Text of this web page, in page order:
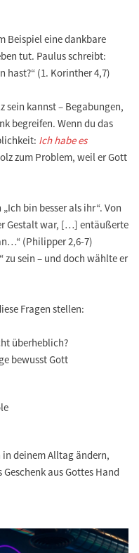
Beispiel eine dankbare
tut. Paulus schreibt:
hast?“ (1. Korinther 4,7)
sein kannst – Begabungen,
begreifen. Wenn du das
Ich habe es
zum Problem, weil er Gott
bin besser als ihr“. Von
Gestalt war, […] entäußerte
(Philipper 2,6-7)
zu sein – und doch wählte er
Fragen stellen:
überheblich?
bewusst Gott
in deinem Alltag ändern,
aus Gottes Hand